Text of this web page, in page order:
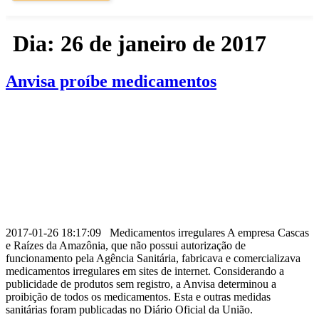
Dia: 26 de janeiro de 2017
Anvisa proíbe medicamentos
2017-01-26 18:17:09 Medicamentos irregulares A empresa Cascas
e Raízes da Amazônia, que não possui autorização de
funcionamento pela Agência Sanitária, fabricava e comercializava
medicamentos irregulares em sites de internet. Considerando a
publicidade de produtos sem registro, a Anvisa determinou a
proibição de todos os medicamentos. Esta e outras medidas
sanitárias foram publicadas no Diário Oficial da União.